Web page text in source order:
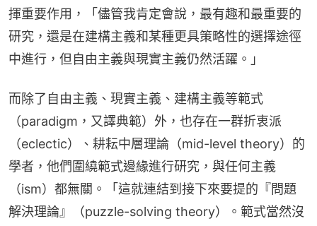
揮重要作用，「儘管我肯定會說，最有趣和最重要的
研究，還是在建構主義和某種更具策略性的選擇途徑
中進行，但自由主義與現實主義仍然活躍。」
而除了自由主義、現實主義、建構主義等範式
（paradigm，又譯典範）外，也存在一群折衷派
（eclectic）、耕耘中層理論（mid-level theory）的
學者，他們圍繞範式邊緣進行研究，與任何主義
（ism）都無關。「這就連結到接下來要提的『問題
解決理論』（puzzle-solving theory）。範式當然沒